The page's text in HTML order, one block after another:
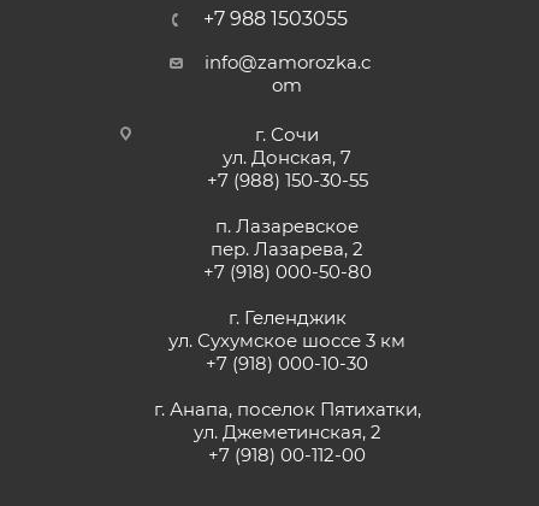
+7 988 1503055
info@zamorozka.c
om
г. Сочи
ул. Донская, 7
+7 (988) 150-30-55
п. Лазаревское
пер. Лазарева, 2
+7 (918) 000-50-80
г. Геленджик
ул. Сухумское шоссе 3 км
+7 (918) 000-10-30
г. Анапа, поселок Пятихатки,
ул. Джеметинская, 2
+7 (918) 00-112-00